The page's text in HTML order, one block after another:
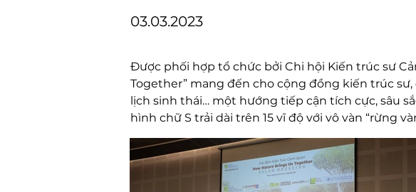
03.03.2023
Được phối hợp tổ chức bởi Chi hội Kiến trúc sư
Together” mang đến cho cộng đồng kiến trúc
lịch sinh thái… một hướng tiếp cận tích cực, sâu
hình chữ S trải dài trên 15 vĩ độ với vô vàn “rừng